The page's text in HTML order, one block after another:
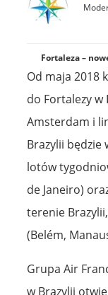
Fortaleza –
Od maja 2018
do Fortalezy w
Amsterdam i
Brazylii będzie
lotów
de Janeiro)
terenie
(Belém,
Grupa Air
w Brazylii